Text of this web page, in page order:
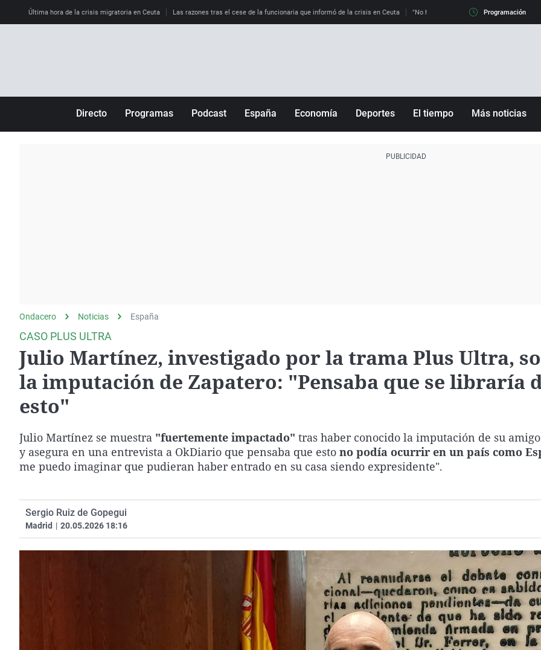
Última hora de la crisis migratoria en Ceuta Las razones tras el cese de la funcionaria que informó de la crisis en Ceuta "No hay mafias, que no nos engañen":
Programación
Directo Programas
Como el perro y el
Podcast
Equipo de investigación
Negra
España
País Vasco
Economía Deportes El tiempo Más noticias
Ondacero Noticias España
CASO PLUS ULTRA
Julio Martínez, investigado por la trama Plus Ultra,
la imputación de Zapatero: "Pensaba que se libraría
esto"
Julio Martínez se muestra "fuertemente impactado" tras haber conocido la imputación de su
y asegura en una entrevista a OkDiario que pensaba que esto no podía ocurrir en un país como
me puedo imaginar que pudieran haber entrado en su casa siendo expresidente".
Sergio Ruiz de Gopegui
Madrid | 20.05.2026 18:16